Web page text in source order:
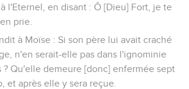
l'Eternel, en disant : Ô [Dieu] Fort, je te
prie.
à Moïse : Si son père lui avait craché
n'en serait-elle pas dans l'ignominie
? Qu'elle demeure [donc] enfermée sept
et après elle y sera reçue.